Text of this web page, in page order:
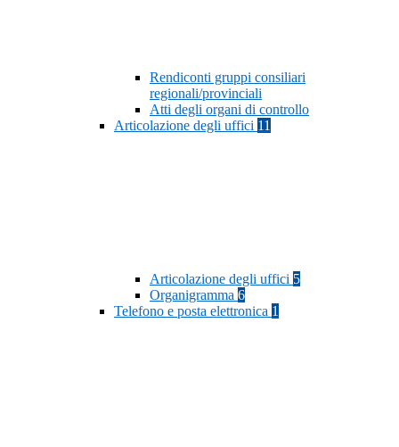
Rendiconti gruppi consiliari
regionali/provinciali
Atti degli organi di controllo
Articolazione degli uffici 11
Articolazione degli uffici 5
Organigramma 6
Telefono e posta elettronica 1